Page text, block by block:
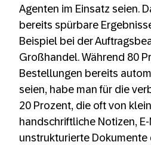
Agenten im Einsatz seien.
bereits spürbare
Beispiel bei der
Großhandel. Während 80
Bestellungen bereits
seien, habe man für die
20 Prozent, die oft von
handschriftliche Notizen,
unstrukturierte Dokumente